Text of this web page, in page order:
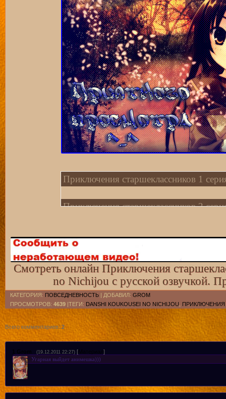
Приключения старшеклассников 1
Приключения старшеклассников 2
Приключения старшеклассников 4
Приключения старшеклассников 5
Приключения старшеклассников 6
Приключения старшеклассников 7
Смотреть онлайн Приключения
no Nichijou с русской озвучкой.
КАТЕГОРИЯ: ПОВСЕДНЕВНОСТЬ | ДОБАВИЛ: GROM
ПРОСМОТРОВ: 4639 |ТЕГИ: DANSHI KOUKOUSEI NO NICHIJOU
Всего комментариев: 2
1 Grom (19.12.2011 22:27) [Материал ]
Угарная выйдет анимешка)))